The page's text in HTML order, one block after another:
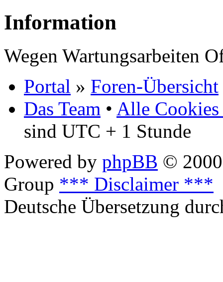
Information
Wegen Wartungsarbeiten
Portal » Foren-Übersicht
Das Team • Alle Cookies
sind UTC + 1 Stunde
Powered by phpBB ©
Group *** Disclaimer ***
Deutsche Übersetzung